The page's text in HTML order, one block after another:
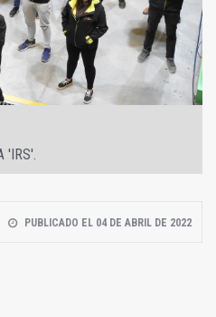
'IRS'.
PUBLICADO EL 04 DE ABRIL DE 2022